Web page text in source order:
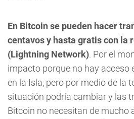
En Bitcoin se pueden hacer
centavos y hasta gratis con la
(Lightning Network). Por el
impacto porque no hay acceso
en la Isla, pero por medio de la
situación podría cambiar y las
Bitcoin no necesitan de mucho